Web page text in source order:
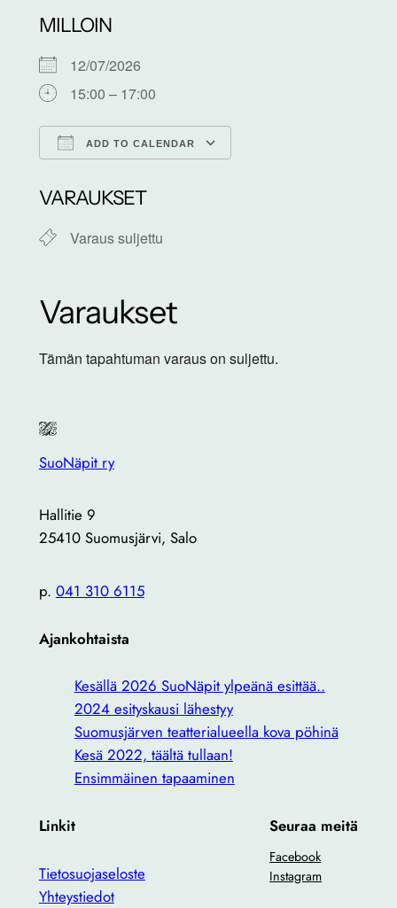
MILLOIN
12/07/2026
15:00 – 17:00
ADD TO CALENDAR
VARAUKSET
Varaus suljettu
Varaukset
Tämän tapahtuman varaus on suljettu.
SuoNäpit ry
Hallitie 9
25410 Suomusjärvi, Salo
p. 041 310 6115
Ajankohtaista
Kesällä 2026 SuoNäpit ylpeänä esittää..
2024 esityskausi lähestyy
Suomusjärven teatterialueella kova pöhinä
Kesä 2022, täältä tullaan!
Ensimmäinen tapaaminen
Linkit
Tietosuojaseloste
Yhteystiedot
Seuraa meitä
Facebook
Instagram